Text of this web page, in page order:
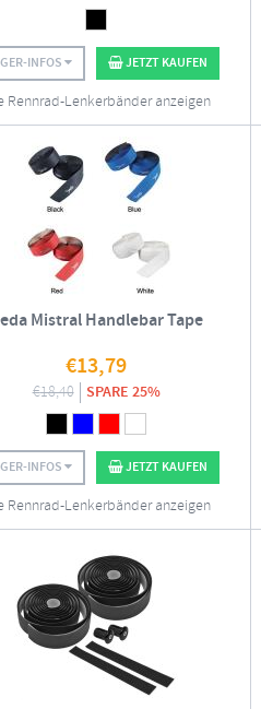
INFOS JETZT KAUFEN
Rennrad-Lenkerbänder anzeigen
Mistral Handlebar Tape
€13,79
€18,40 SPARE 25%
INFOS JETZT KAUFEN
Rennrad-Lenkerbänder anzeigen